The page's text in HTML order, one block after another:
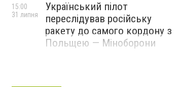
Український пілот
переслідував російську
ракету до самого кордону з
Польщею — Міноборони
15:00
31 липня